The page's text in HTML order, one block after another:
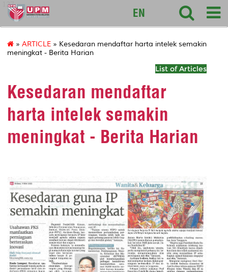
127
EN
» ARTICLE » Kesedaran mendaftar harta intelek semakin
meningkat - Berita Harian
List of Articles
Kesedaran mendaftar
harta intelek semakin
meningkat - Berita Harian